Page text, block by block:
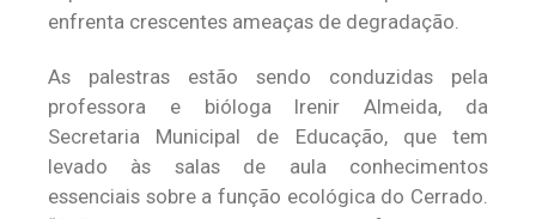
enfrenta crescentes ameaças de degradação.
As palestras estão sendo conduzidas pela
professora e bióloga Irenir Almeida, da
Secretaria Municipal de Educação, que tem
levado às salas de aula conhecimentos
essenciais sobre a função ecológica do Cerrado.